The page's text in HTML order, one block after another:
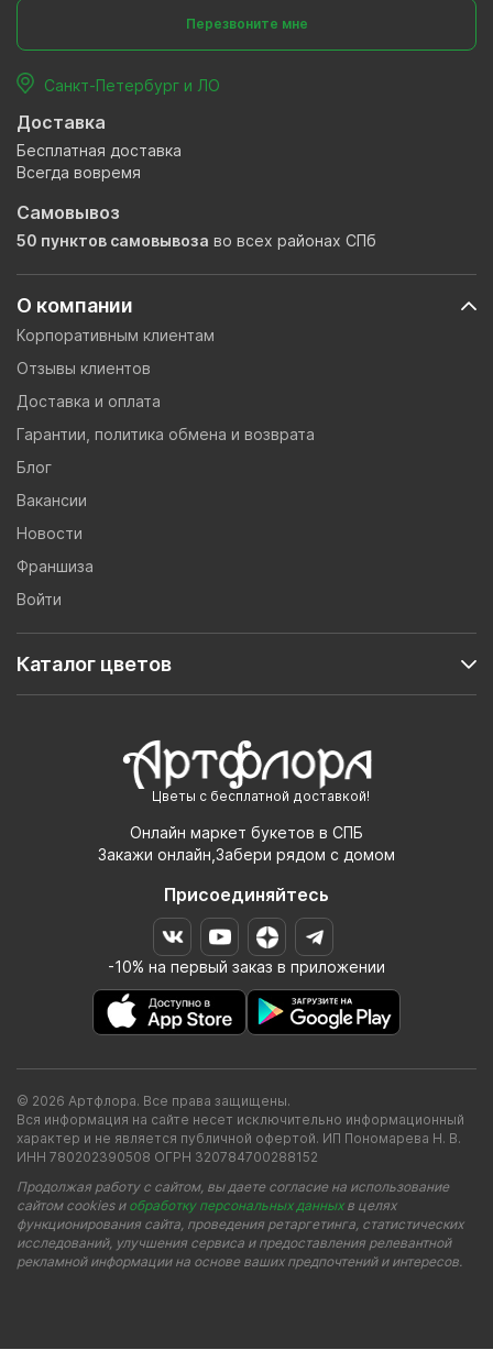
Цветы с бесплатной доставкой!
Онлайн маркет букетов в СПБ
Закажи онлайн,Забери рядом с домом
Присоединяйтесь
-10% на первый заказ в приложении
О компании
Корпоративным клиентам
Отзывы клиентов
Доставка и оплата
Гарантии, политика обмена и возврата
Блог
Вакансии
Новости
Франшиза
Войти
Каталог цветов
Перезвоните мне
Санкт-Петербург и ЛО
Доставка
Бесплатная доставка
Всегда вовремя
Самовывоз
50 пунктов самовывоза во всех районах СПб
© 2026 Артфлора. Все права защищены.
Вся информация на сайте несет исключительно информационный
характер и не является публичной офертой. ИП Пономарева Н. В.
ИНН 780202390508 ОГРН 320784700288152
Продолжая работу с сайтом, вы даете согласие на использование
сайтом cookies и обработку персональных данныхв целях
функционирования сайта, проведения ретаргетинга, статистических
исследований, улучшения сервиса и предоставления релевантной
рекламной информации на основе ваших предпочтений и интересов.